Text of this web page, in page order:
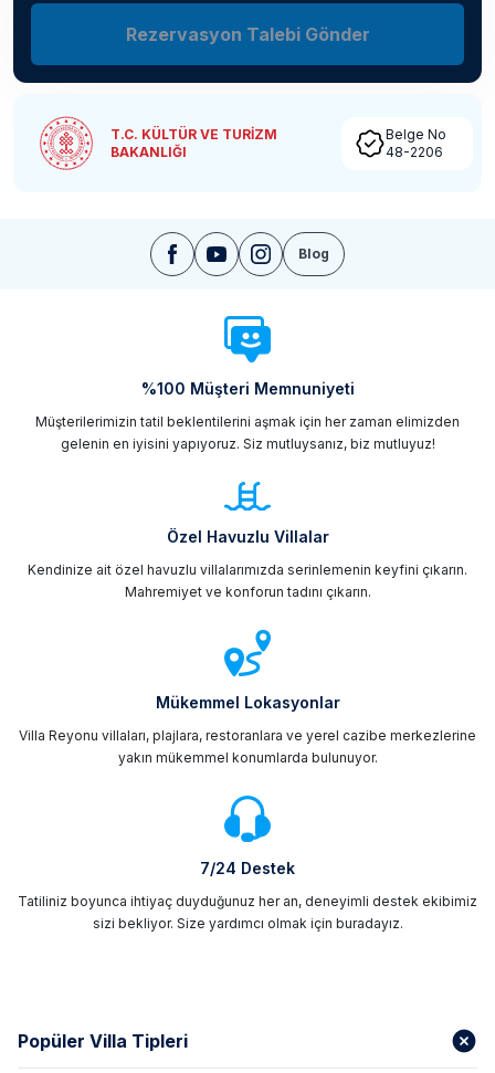
Rezervasyon Talebi Gönder
T.C. KÜLTÜR VE TURİZM
BAKANLIĞI
Belge No
48-2206
Blog
%100 Müşteri Memnuniyeti
Müşterilerimizin tatil beklentilerini aşmak için her zaman elimizden
gelenin en iyisini yapıyoruz. Siz mutluysanız, biz mutluyuz!
Özel Havuzlu Villalar
Kendinize ait özel havuzlu villalarımızda serinlemenin keyfini çıkarın.
Mahremiyet ve konforun tadını çıkarın.
Mükemmel Lokasyonlar
Villa Reyonu villaları, plajlara, restoranlara ve yerel cazibe merkezlerine
yakın mükemmel konumlarda bulunuyor.
7/24 Destek
Tatiliniz boyunca ihtiyaç duyduğunuz her an, deneyimli destek ekibimiz
sizi bekliyor. Size yardımcı olmak için buradayız.
Popüler Villa Tipleri